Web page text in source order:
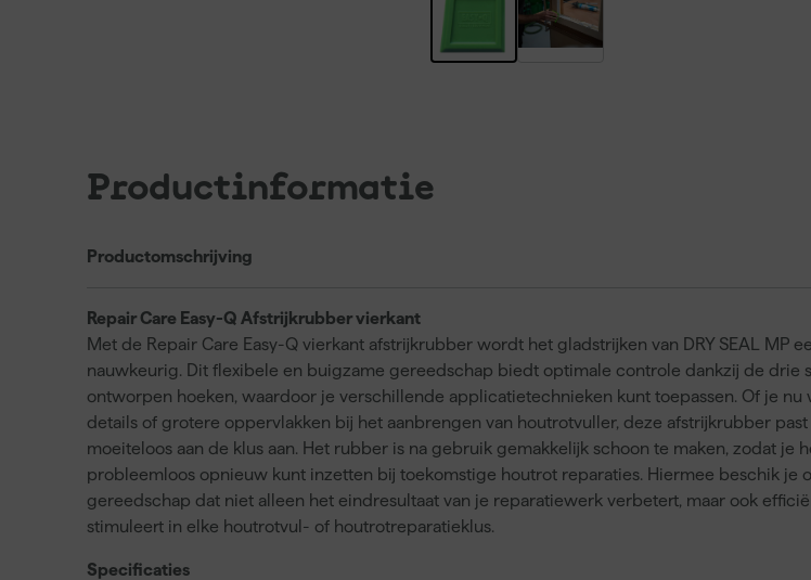
Productinformatie
Productomschrijving
Repair Care Easy-Q Afstrijkrubber vierkant
Met de Repair Care Easy-Q vierkant afstrijkrubber wordt het gladstrijken van DRY SEAL MP
nauwkeurig. Dit flexibele en buigzame gereedschap biedt optimale controle dankzij de drie
ontworpen hoeken, waardoor je verschillende applicatietechnieken kunt toepassen. Of je nu
details of grotere oppervlakken bij het aanbrengen van houtrotvuller, deze afstrijkrubber past
moeiteloos aan de klus aan. Het rubber is na gebruik gemakkelijk schoon te maken, zodat je
probleemloos opnieuw kunt inzetten bij toekomstige houtrot reparaties. Hiermee beschik je
gereedschap dat niet alleen het eindresultaat van je reparatiewerk verbetert, maar ook
stimuleert in elke houtrotvul- of houtrotreparatieklus.
Specificaties